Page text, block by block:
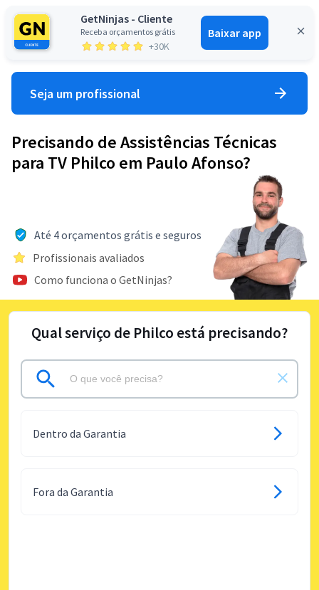
GetNinjas - Cliente
Receba orçamentos grátis
+30K
Baixar app
Entrar
Seja um profissional
Precisando de Assistências Técnicas
para TV Philco em Paulo Afonso?
Até 4 orçamentos grátis e seguros
Profissionais avaliados
Como funciona o GetNinjas?
Qual serviço de Philco está precisando?
Dentro da Garantia
Fora da Garantia